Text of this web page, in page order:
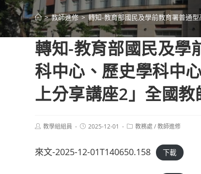
> 教師進修 > 轉知-教育部國民及學前教育署普通
轉知-教育部國民及學
科中心、歷史學科中
上分享講座2」全國
Post教學組組員
Post2025-12-01
Post教務處 /教師進修
來文-2025-12-01T140650.158 下載